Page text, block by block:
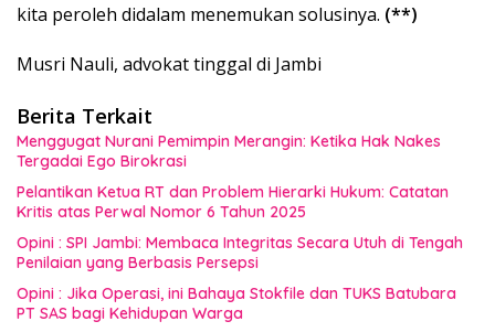
kita peroleh didalam menemukan solusinya. (**)
Musri Nauli, advokat tinggal di Jambi
Berita Terkait
Menggugat Nurani Pemimpin Merangin: Ketika Hak Nakes
Tergadai Ego Birokrasi
Pelantikan Ketua RT dan Problem Hierarki Hukum: Catatan
Kritis atas Perwal Nomor 6 Tahun 2025
Opini : SPI Jambi: Membaca Integritas Secara Utuh di Tengah
Penilaian yang Berbasis Persepsi
Opini : Jika Operasi, ini Bahaya Stokfile dan TUKS Batubara
PT SAS bagi Kehidupan Warga